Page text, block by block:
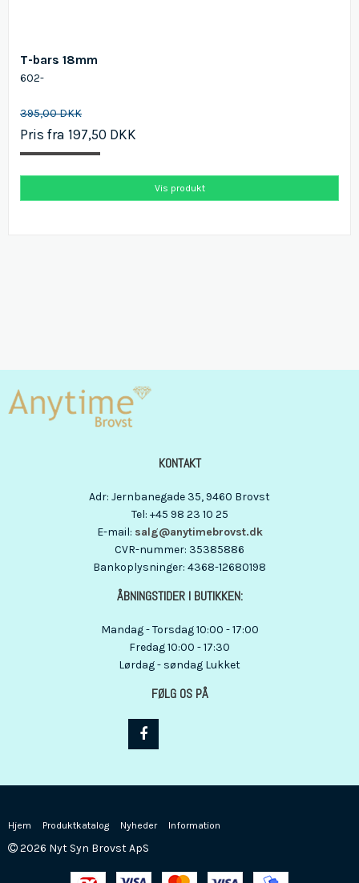
T-bars 18mm
602-
395,00 DKK
Pris fra 197,50 DKK
Vis produkt
KONTAKT
Adr: Jernbanegade 35, 9460 Brovst
Tel: +45 98 23 10 25
E-mail: salg@anytimebrovst.dk
CVR-nummer: 35385886
Bankoplysninger: 4368-12680198
ÅBNINGSTIDER I BUTIKKEN:
Mandag - Torsdag 10:00 - 17:00
Fredag 10:00 - 17:30
Lørdag - søndag Lukket
FØLG OS PÅ
Hjem Produktkatalog Nyheder Information
2026 Nyt Syn Brovst ApS